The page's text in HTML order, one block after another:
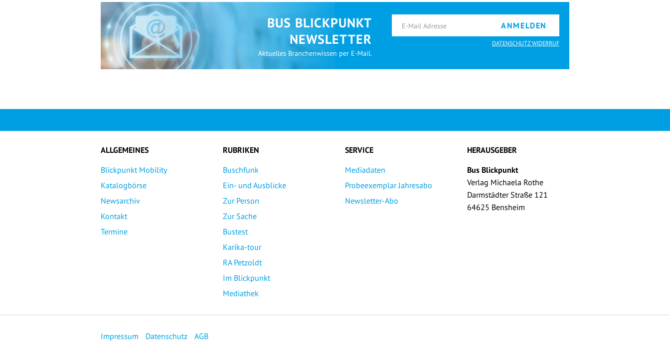
BUS BLICKPUNKT
NEWSLETTER
Aktuelles Branchenwissen per E-Mail.
ANMELDEN
DATENSCHUTZ WIDERRUF
ALLGEMEINES
Blickpunkt Mobility
Katalogbörse
Newsarchiv
Kontakt
Termine
RUBRIKEN
Buschfunk
Ein- und Ausblicke
Zur Person
Zur Sache
Bustest
Karika-tour
RA Petzoldt
Im Blickpunkt
Mediathek
SERVICE
Mediadaten
Probeexemplar Jahresabo
Newsletter-Abo
HERAUSGEBER
Bus Blickpunkt
Verlag Michaela Rothe
Darmstädter Straße 121
64625 Bensheim
Impressum Datenschutz
AGB